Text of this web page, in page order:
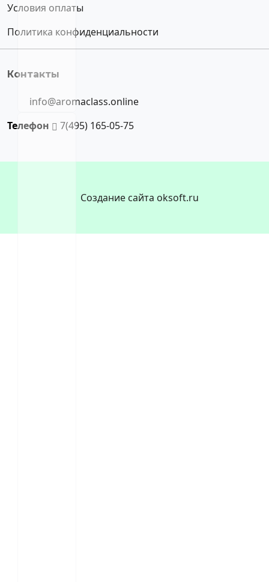
Условия оплаты
Политика конфиденциальности
Контакты
info@aromaclass.online
Телефон
7(495) 165-05-75
Создание сайта oksoft.ru